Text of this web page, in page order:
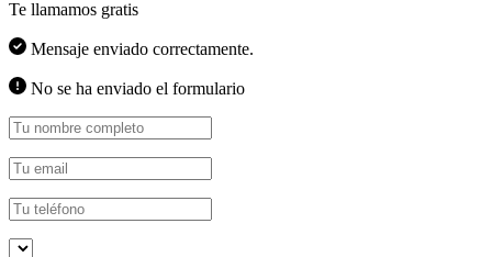
Te llamamos gratis
Mensaje enviado correctamente.
No se ha enviado el formulario